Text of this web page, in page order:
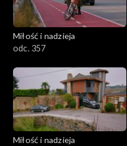
Miłość i nadzieja
odc. 357
Miłość i nadzieja